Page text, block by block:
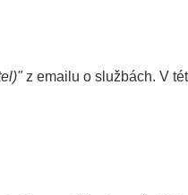
z emailu o službách. V